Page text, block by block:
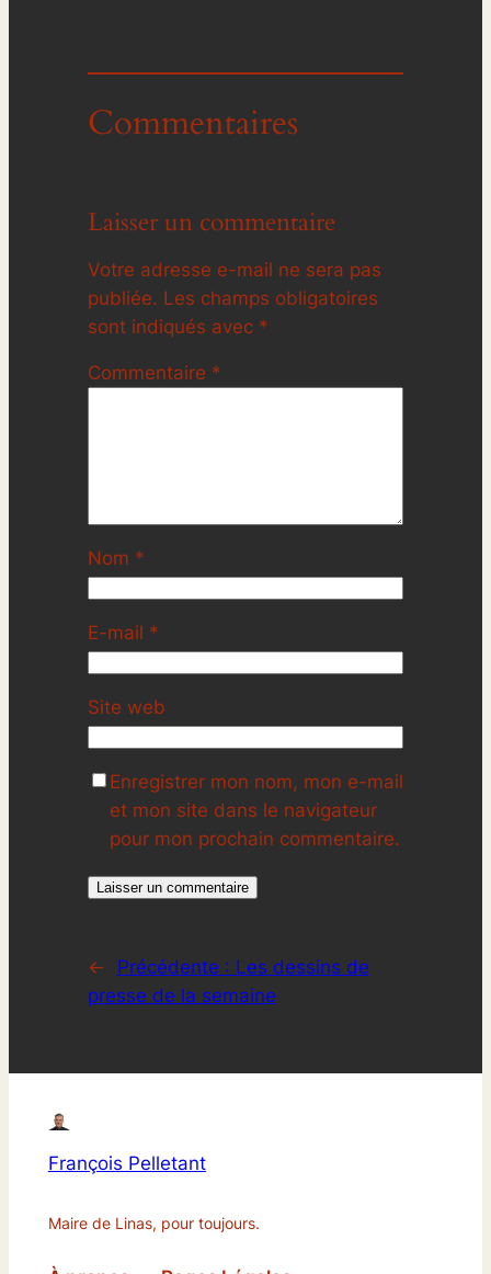
Commentaires
Laisser un commentaire
Votre adresse e-mail ne sera pas
publiée. Les champs obligatoires
sont indiqués avec *
Commentaire *
Nom *
E-mail *
Site web
Enregistrer mon nom, mon e-mail
et mon site dans le navigateur
pour mon prochain commentaire.
← Précédente : Les dessins de
presse de la semaine
François Pelletant
Maire de Linas, pour toujours.